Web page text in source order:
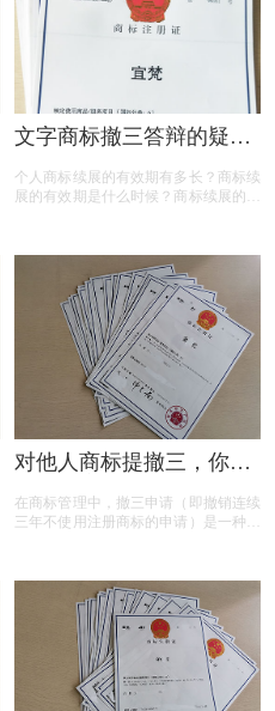
文字商标撤三答辩的疑问
个人商标续展的有效期有多长？商标续
展的有效期是什么时候？商标续展的费
么？商标续展的类型有哪些？商标续展
有什么种类？什么情况下需要进行商标
续展？商标续展的目的是什么？
对他人商标提撤三，你真
在商标管理中，撤三申请（即撤销连续
三年不使用注册商标的申请）是一种重
三申请并非随意之举，申请人需要了解
相关要求、目的、法律依据以及可能面
临的失败原因。本文将为您详细解读撤
三申请的要点，帮助您在提出申请时更
加得心应手。